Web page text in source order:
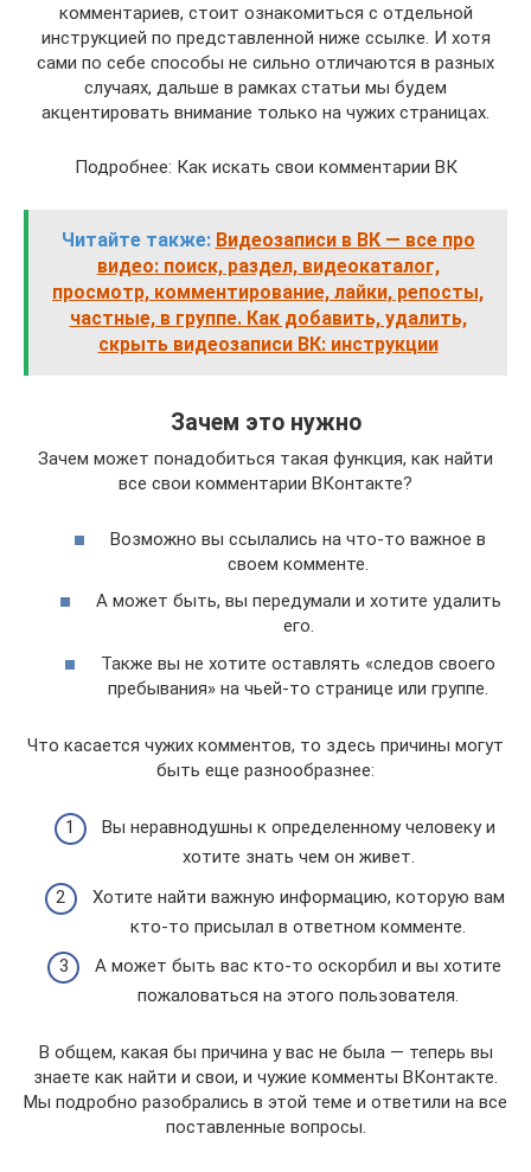
комментариев, стоит ознакомиться с отдельной
инструкцией по представленной ниже ссылке. И хотя
сами по себе способы не сильно отличаются в разных
случаях, дальше в рамках статьи мы будем
акцентировать внимание только на чужих страницах.
Подробнее: Как искать свои комментарии ВК
Читайте также: Видеозаписи в ВК — все про
видео: поиск, раздел, видеокаталог,
просмотр, комментирование, лайки, репосты,
частные, в группе. Как добавить, удалить,
скрыть видеозаписи ВК: инструкции
Зачем это нужно
Зачем может понадобиться такая функция, как найти
все свои комментарии ВКонтакте?
Возможно вы ссылались на что-то важное в
своем комменте.
А может быть, вы передумали и хотите удалить
его.
Также вы не хотите оставлять «следов своего
пребывания» на чьей-то странице или группе.
Что касается чужих комментов, то здесь причины могут
быть еще разнообразнее:
Вы неравнодушны к определенному человеку и
хотите знать чем он живет.
Хотите найти важную информацию, которую вам
кто-то присылал в ответном комменте.
А может быть вас кто-то оскорбил и вы хотите
пожаловаться на этого пользователя.
В общем, какая бы причина у вас не была — теперь вы
знаете как найти и свои, и чужие комменты ВКонтакте.
Мы подробно разобрались в этой теме и ответили на все
поставленные вопросы.